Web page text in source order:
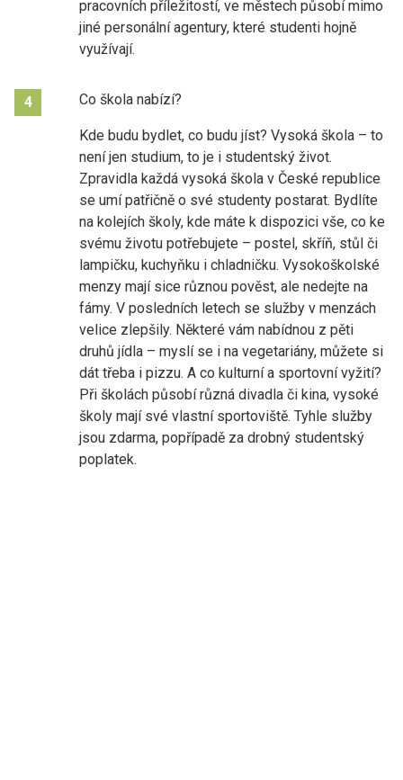
pracovních příležitostí, ve městech působí mimo
jiné personální agentury, které studenti hojně
využívají.
4 Co škola nabízí?
Kde budu bydlet, co budu jíst? Vysoká škola – to
není jen studium, to je i studentský život.
Zpravidla každá vysoká škola v České republice
se umí patřičně o své studenty postarat. Bydlíte
na kolejích školy, kde máte k dispozici vše, co ke
svému životu potřebujete – postel, skříň, stůl či
lampičku, kuchyňku i chladničku. Vysokoškolské
menzy mají sice různou pověst, ale nedejte na
fámy. V posledních letech se služby v menzách
velice zlepšily. Některé vám nabídnou z pěti
druhů jídla – myslí se i na vegetariány, můžete si
dát třeba i pizzu. A co kulturní a sportovní vyžití?
Při školách působí různá divadla či kina, vysoké
školy mají své vlastní sportoviště. Tyhle služby
jsou zdarma, popřípadě za drobný studentský
poplatek.